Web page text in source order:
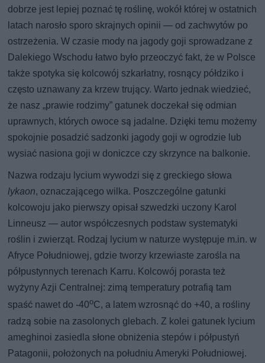
dobrze jest lepiej poznać tę roślinę, wokół której w ostatnich
latach narosło sporo skrajnych opinii — od zachwytów po
ostrzeżenia. W czasie mody na jagody goji sprowadzane z
Dalekiego Wschodu łatwo było przeoczyć fakt, że w Polsce
także spotyka się kolcowój szkarłatny, rosnący półdziko i
często uznawany za krzew trujący. Warto jednak wiedzieć,
że nasz „prawie rodzimy” gatunek doczekał się odmian
uprawnych, których owoce są jadalne. Dzięki temu możemy
spokojnie posadzić sadzonki jagody goji w ogrodzie lub
wysiać nasiona goji w doniczce czy skrzynce na balkonie.
Nazwa rodzaju lycium wywodzi się z greckiego słowa
lykaon, oznaczającego wilka. Poszczególne gatunki
kolcowoju jako pierwszy opisał szwedzki uczony Karol
Linneusz — autor współczesnych podstaw systematyki
roślin i zwierząt. Rodzaj lycium w naturze występuje m.in. w
Afryce Południowej, gdzie tworzy krzewiaste zarośla na
półpustynnych terenach Karru. Kolcowój porasta też
wyżyny Azji Centralnej: zimą temperatury potrafią tam
spaść nawet do -40oC, a latem wzrosnąć do +40, a rośliny
radzą sobie na zasolonych glebach. Z kolei gatunek lycium
ameghinoi zasiedla słone obniżenia stepów i półpustyń
Patagonii, położonych na południu Ameryki Południowej.